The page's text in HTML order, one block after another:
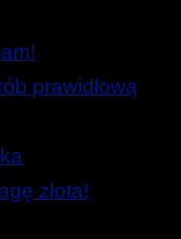
prawidłową
złota!